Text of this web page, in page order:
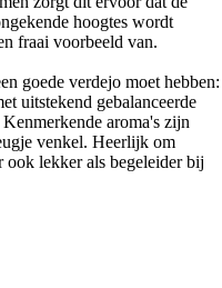
hoogtes wordt
fraai voorbeeld van.
goede verdejo moet hebben:
uitstekend gebalanceerde
aroma's zijn
venkel. Heerlijk om
ook lekker als begeleider bij